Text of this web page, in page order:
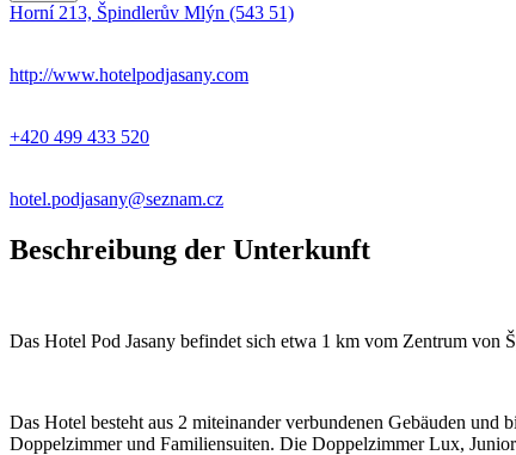
Horní 213, Špindlerův Mlýn (543 51)
http://www.hotelpodjasany.com
+420 499 433 520
hotel.podjasany@seznam.cz
Beschreibung der Unterkunft
Das Hotel Pod Jasany befindet sich etwa 1 km vom Zentrum
Das Hotel besteht aus 2 miteinander verbundenen Gebäuden
Doppelzimmer und Familiensuiten. Die Doppelzimmer Lux,